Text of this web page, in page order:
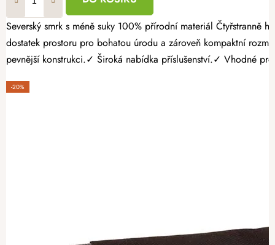
Severský smrk s méně suky 100% přírodní materiál Čtyřstranně hoblovaný masiv Pěstujte vlastní zeleninu, bylinky nebo jahody jednoduše a s radostí. Dřevěný vyvýšený záhon 120 × 60 × 60 cm nabízí
dostatek prostoru pro bohatou úrodu a zároveň kompaktní
pevnější konstrukci.✓ Široká nabídka příslušenství.✓ Vhodné
-20%